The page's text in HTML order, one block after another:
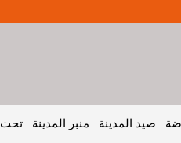
صيد المدينة منبر المدينة تحت